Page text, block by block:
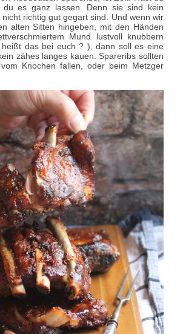
du es ganz lassen. Denn sie sind kein
richtig gut gegart sind. Und wenn wir
alten Sitten hingeben, mit den Händen
Mund lustvoll knubbern
das bei euch ? ), dann soll es eine
zähes langes kauen. Spareribs sollten
Knochen fallen, oder beim Metzger